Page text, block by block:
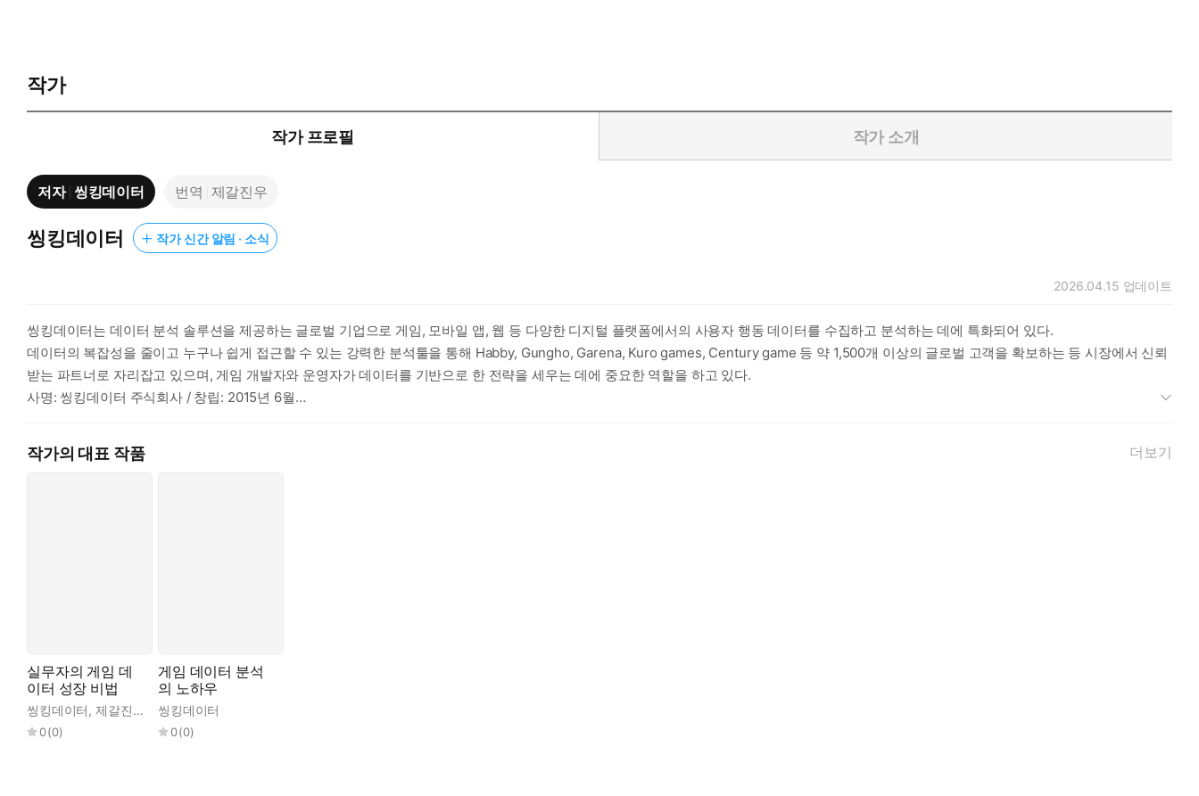
작가
작가 프로필 작가 소개
저자 씽킹데이터 번역 제갈진우
씽킹데이터 작가 신간 알림 · 소식
2026.04.15 업데이트
씽킹데이터는 데이터 분석 솔루션을 제공하는 글로벌 기업으로 게임, 모바일 앱, 웹 등 다양한 디지털 플랫폼에서의 사용자 행동 데이터를 수집하고 분석하는 데에 특화되어 있다.
데이터의 복잡성을 줄이고 누구나 쉽게 접근할 수 있는 강력한 분석툴을 통해 Habby, Gungho, Garena, Kuro games, Century game 등 약 1,500개 이상의 글로벌 고객을 확보하는 등 시장에서 신뢰
받는 파트너로 자리잡고 있으며, 게임 개발자와 운영자가 데이터를 기반으로 한 전략을 세우는 데에 중요한 역할을 하고 있다.
사명: 씽킹데이터 주식회사 / 창립: 2015년 6월
웹사이트: thinkingai.io/kr
작가의 대표 작품 더보기
실무자의 게임 데
이터 성장 비법
씽킹데이터,제갈진우
0(0)
게임 데이터 분석
의 노하우
씽킹데이터
0(0)